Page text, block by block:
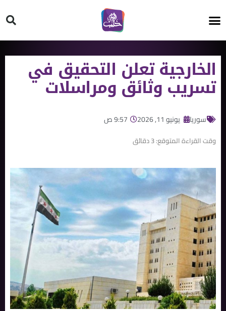
الخارجية تعلن التحقيق في
تسريب وثائق ومراسلات
سوريا يونيو 11, 2026 9:57 ص
وقت القراءة المتوقع:3دقائق